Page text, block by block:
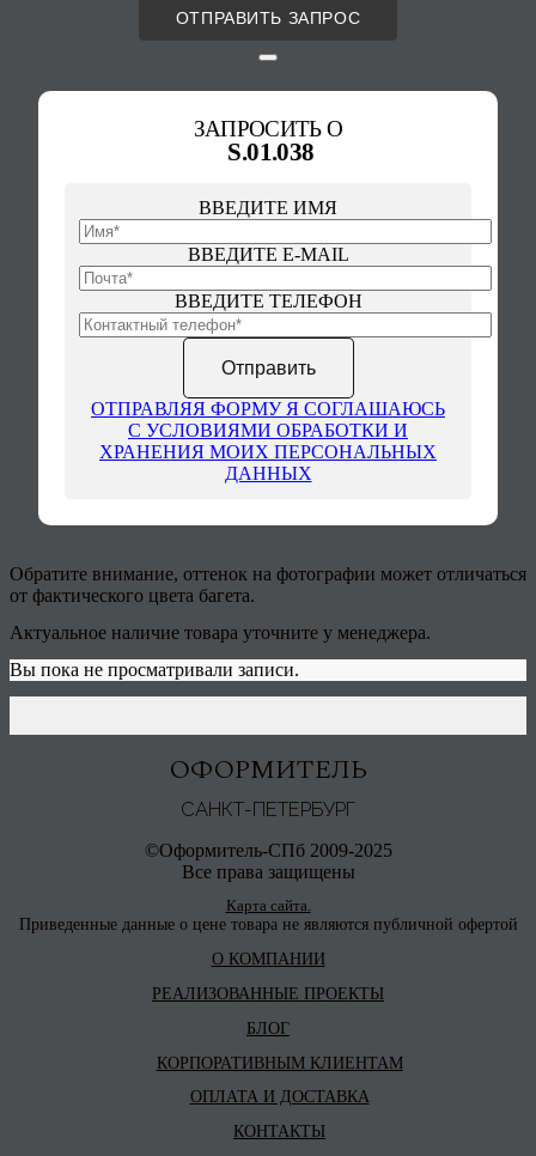
ОТПРАВИТЬ ЗАПРОС
ЗАПРОСИТЬ О
S.01.038
ВВЕДИТЕ ИМЯ
ВВЕДИТЕ E-MAIL
ВВЕДИТЕ ТЕЛЕФОН
ОТПРАВЛЯЯ ФОРМУ Я СОГЛАШАЮСЬ
С УСЛОВИЯМИ ОБРАБОТКИ И
ХРАНЕНИЯ МОИХ ПЕРСОНАЛЬНЫХ
ДАННЫХ
Обратите внимание, оттенок на фотографии может отличаться
от фактического цвета багета.
Актуальное наличие товара уточните у менеджера.
Вы пока не просматривали записи.
ОФОРМИТЕЛЬ
САНКТ-ПЕТЕРБУРГ
©Оформитель-СПб 2009-2025
Все права защищены
Карта сайта.
Приведенные данные о цене товара не являются публичной офертой
О КОМПАНИИ
РЕАЛИЗОВАННЫЕ ПРОЕКТЫ
БЛОГ
КОРПОРАТИВНЫМ КЛИЕНТАМ
ОПЛАТА И ДОСТАВКА
КОНТАКТЫ